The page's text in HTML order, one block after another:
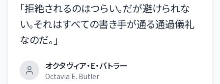
「拒絶されるのはつらい。だが避けられな
い。それはすべての書き手が通る通過儀礼
なのだ。 」
オクタヴィア・E・バトラー
Octavia E. Butler